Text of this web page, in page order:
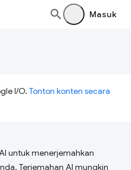
Masuk
I/O. Tonton konten secara
untuk menerjemahkan
Terjemahan AI mungkin